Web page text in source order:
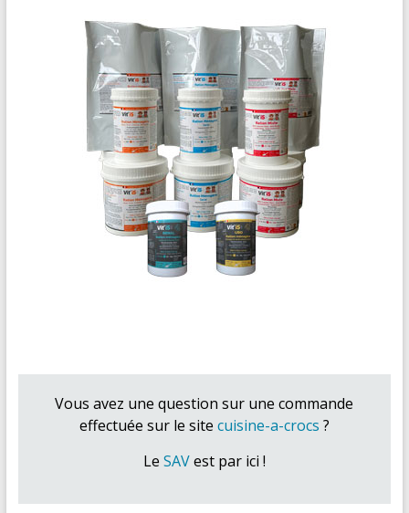
Vous avez une question sur une commande
effectuée sur le site cuisine-a-crocs ?
Le SAVest par ici !